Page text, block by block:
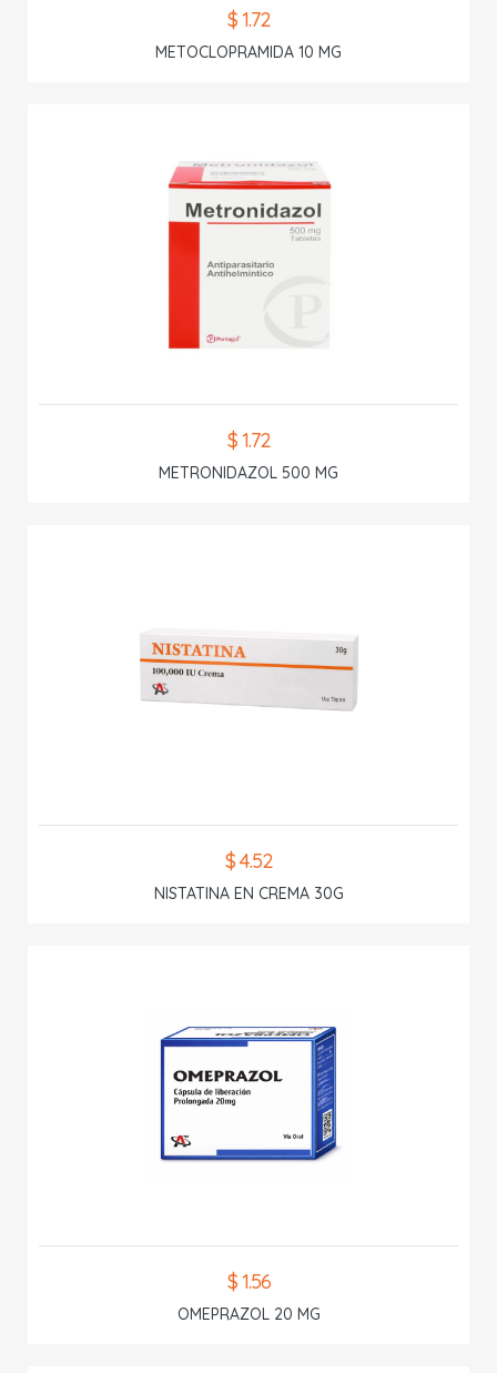
$ 1.72
METOCLOPRAMIDA 10 MG
$ 1.72
METRONIDAZOL 500 MG
$ 4.52
NISTATINA EN CREMA 30G
$ 1.56
OMEPRAZOL 20 MG